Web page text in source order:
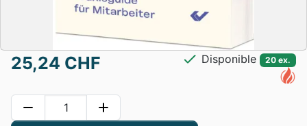
25,24 CHF check Disponible 20 ex.
remove add